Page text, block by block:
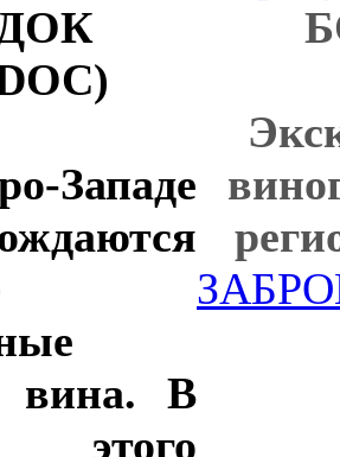
Западе
вина. В
этого